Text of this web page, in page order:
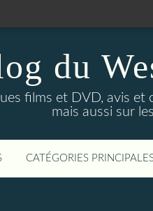
du
films et DVD, avis et
mais aussi sur
CATÉGORIES